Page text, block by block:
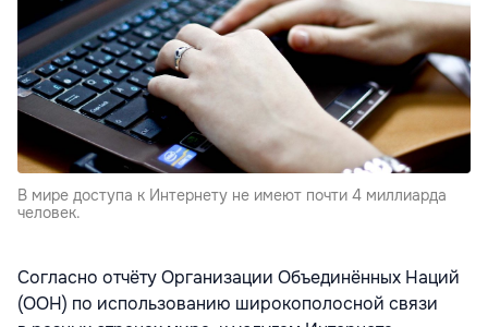
В мире доступа к Интернету не имеют почти 4 миллиарда
человек.
Согласно отчёту Организации Объединённых Наций
(ООН) по использованию широкополосной связи